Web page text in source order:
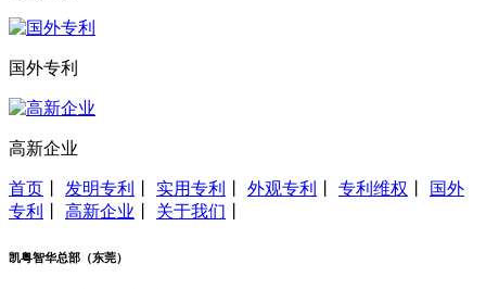
国外专利
高新企业
首页 发明专利 实用专利 外观专利 专利维权
国外
专利
高新企业 关于我们
凯粤智华总部（东莞）